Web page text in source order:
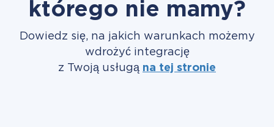
którego nie mamy?
Dowiedz się, na jakich warunkach możemy
wdrożyć integrację
z Twoją usługą na tej stronie